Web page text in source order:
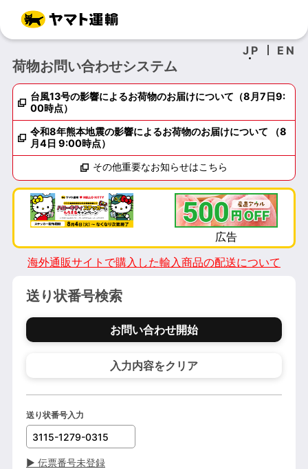
JP EN
荷物お問い合わせシステム
台風13号の影響によるお荷物のお届けについて（8月7日9:
00時点）
令和8年熊本地震の影響によるお荷物のお届けについて （8
月4日 9:00時点）
その他重要なお知らせはこちら
海外通販サイトで購入した輸入商品の配送について
送り状番号検索
お問い合わせ開始
入力内容をクリア
送り状番号入力
▶ 伝票番号未登録